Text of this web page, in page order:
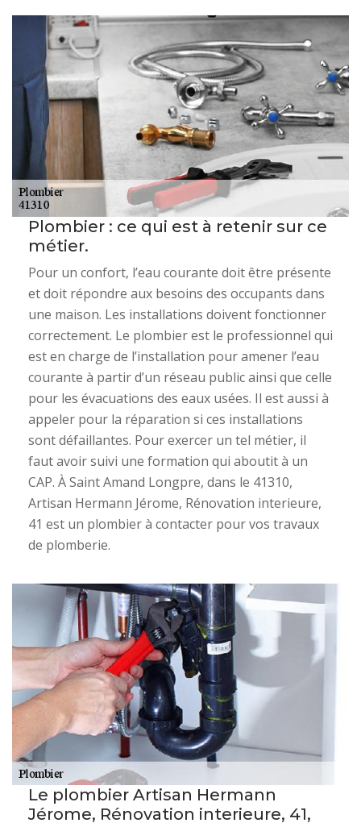
Plombier : ce qui est à retenir sur ce
métier.
Pour un confort, l’eau courante doit être présente
et doit répondre aux besoins des occupants dans
une maison. Les installations doivent fonctionner
correctement. Le plombier est le professionnel qui
est en charge de l’installation pour amener l’eau
courante à partir d’un réseau public ainsi que celle
pour les évacuations des eaux usées. Il est aussi à
appeler pour la réparation si ces installations
sont défaillantes. Pour exercer un tel métier, il
faut avoir suivi une formation qui aboutit à un
CAP. À Saint Amand Longpre, dans le 41310,
Artisan Hermann Jérome, Rénovation interieure,
41 est un plombier à contacter pour vos travaux
de plomberie.
Le plombier Artisan Hermann
Jérome, Rénovation interieure, 41,